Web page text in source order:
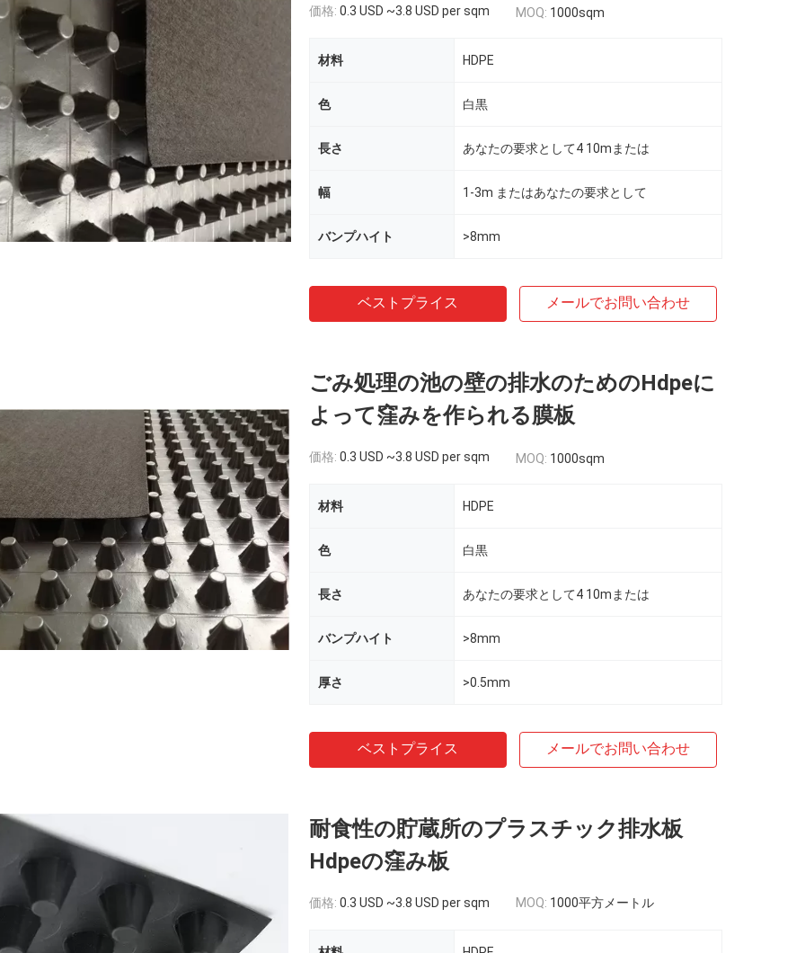
価格: 0.3 USD ~3.8 USD per sqm MOQ: 1000sqm
材料 HDPE
色 白黒
長さ あなたの要求として4 10mまたは
幅 1-3m またはあなたの要求として
バンプハイト >8mm
ベストプライス メールでお問い合わせ
ごみ処理の池の壁の排水のためのHdpeに
よって窪みを作られる膜板
価格: 0.3 USD ~3.8 USD per sqm MOQ: 1000sqm
材料 HDPE
色 白黒
長さ あなたの要求として4 10mまたは
バンプハイト >8mm
厚さ >0.5mm
ベストプライス メールでお問い合わせ
耐食性の貯蔵所のプラスチック排水板
Hdpeの窪み板
価格: 0.3 USD ~3.8 USD per sqm MOQ: 1000平方メートル